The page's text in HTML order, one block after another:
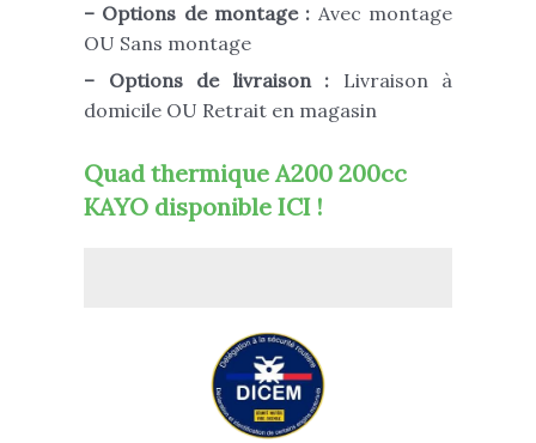
– Options de montage : Avec montage
OU Sans montage
– Options de livraison : Livraison à
domicile OU Retrait en magasin
Quad thermique A200 200cc
KAYO disponible ICI !